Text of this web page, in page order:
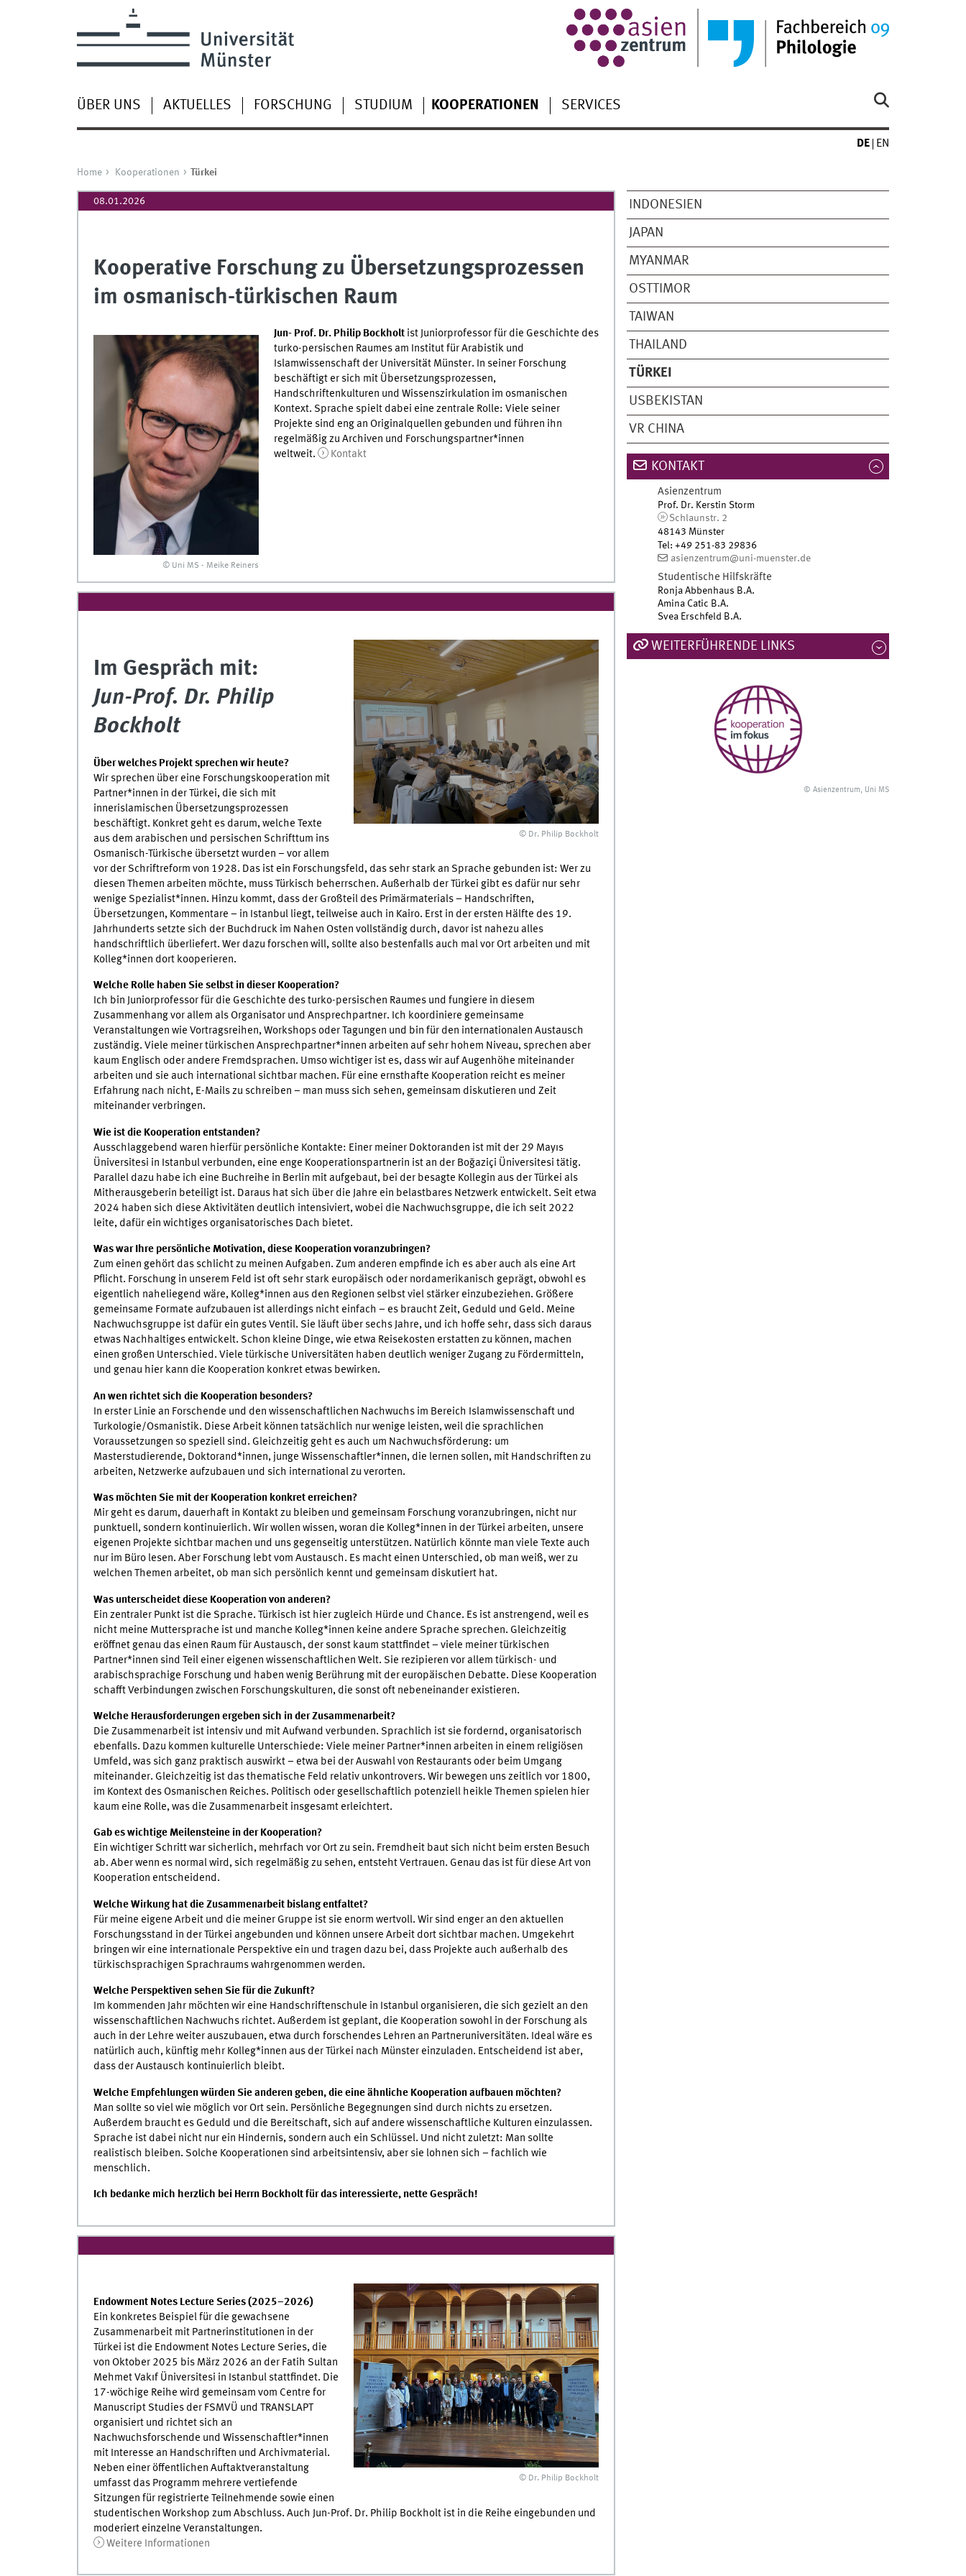
ÜBER UNS AKTUELLES FORSCHUNG STUDIUM KOOPERATIONEN SERVICES
DE EN
Home Kooperationen Türkei
INDONESIEN
JAPAN
MYANMAR
OSTTIMOR
TAIWAN
THAILAND
TÜRKEI
USBEKISTAN
VR CHINA
08.01.2026
Kooperative Forschung zu Übersetzungsprozessen
im osmanisch-türkischen Raum
© Uni MS - Meike Reiners
Jun- Prof. Dr. Philip Bockholt ist Juniorprofessor für die Geschichte des
turko-persischen Raumes am Institut für Arabistik und
Islamwissenschaft der Universität Münster. In seiner Forschung
beschäftigt er sich mit Übersetzungsprozessen,
Handschriftenkulturen und Wissenszirkulation im osmanischen
Kontext. Sprache spielt dabei eine zentrale Rolle: Viele seiner
Projekte sind eng an Originalquellen gebunden und führen ihn
regelmäßig zu Archiven und Forschungspartner*innen
weltweit.
Kontakt
© Dr. Philip Bockholt
Im Gespräch mit:
Jun-Prof. Dr. Philip
Bockholt
Über welches Projekt sprechen wir heute?
Wir sprechen über eine Forschungskooperation mit
Partner*innen in der Türkei, die sich mit
innerislamischen Übersetzungsprozessen
beschäftigt. Konkret geht es darum, welche Texte
aus dem arabischen und persischen Schrifttum ins
Osmanisch-Türkische übersetzt wurden – vor allem
vor der Schriftreform von 1928. Das ist ein Forschungsfeld, das sehr stark an Sprache gebunden ist: Wer zu
diesen Themen arbeiten möchte, muss Türkisch beherrschen. Außerhalb der Türkei gibt es dafür nur sehr
wenige Spezialist*innen. Hinzu kommt, dass der Großteil des Primärmaterials – Handschriften,
Übersetzungen, Kommentare – in Istanbul liegt, teilweise auch in Kairo. Erst in der ersten Hälfte des 19.
Jahrhunderts setzte sich der Buchdruck im Nahen Osten vollständig durch, davor ist nahezu alles
handschriftlich überliefert. Wer dazu forschen will, sollte also bestenfalls auch mal vor Ort arbeiten und mit
Kolleg*innen dort kooperieren.
Welche Rolle haben Sie selbst in dieser Kooperation?
Ich bin Juniorprofessor für die Geschichte des turko-persischen Raumes und fungiere in diesem
Zusammenhang vor allem als Organisator und Ansprechpartner. Ich koordiniere gemeinsame
Veranstaltungen wie Vortragsreihen, Workshops oder Tagungen und bin für den internationalen Austausch
zuständig. Viele meiner türkischen Ansprechpartner*innen arbeiten auf sehr hohem Niveau, sprechen aber
kaum Englisch oder andere Fremdsprachen. Umso wichtiger ist es, dass wir auf Augenhöhe miteinander
arbeiten und sie auch international sichtbar machen. Für eine ernsthafte Kooperation reicht es meiner
Erfahrung nach nicht, E-Mails zu schreiben – man muss sich sehen, gemeinsam diskutieren und Zeit
miteinander verbringen.
Wie ist die Kooperation entstanden?
Ausschlaggebend waren hierfür persönliche Kontakte: Einer meiner Doktoranden ist mit der 29 Mayıs
Üniversitesi in Istanbul verbunden, eine enge Kooperationspartnerin ist an der Boğaziçi Üniversitesi tätig.
Parallel dazu habe ich eine Buchreihe in Berlin mit aufgebaut, bei der besagte Kollegin aus der Türkei als
Mitherausgeberin beteiligt ist. Daraus hat sich über die Jahre ein belastbares Netzwerk entwickelt. Seit etwa
2024 haben sich diese Aktivitäten deutlich intensiviert, wobei die Nachwuchsgruppe, die ich seit 2022
leite, dafür ein wichtiges organisatorisches Dach bietet.
Was war Ihre persönliche Motivation, diese Kooperation voranzubringen?
Zum einen gehört das schlicht zu meinen Aufgaben. Zum anderen empfinde ich es aber auch als eine Art
Pflicht. Forschung in unserem Feld ist oft sehr stark europäisch oder nordamerikanisch geprägt, obwohl es
eigentlich naheliegend wäre, Kolleg*innen aus den Regionen selbst viel stärker einzubeziehen. Größere
gemeinsame Formate aufzubauen ist allerdings nicht einfach – es braucht Zeit, Geduld und Geld. Meine
Nachwuchsgruppe ist dafür ein gutes Ventil. Sie läuft über sechs Jahre, und ich hoffe sehr, dass sich daraus
etwas Nachhaltiges entwickelt. Schon kleine Dinge, wie etwa Reisekosten erstatten zu können, machen
einen großen Unterschied. Viele türkische Universitäten haben deutlich weniger Zugang zu Fördermitteln,
und genau hier kann die Kooperation konkret etwas bewirken.
An wen richtet sich die Kooperation besonders?
In erster Linie an Forschende und den wissenschaftlichen Nachwuchs im Bereich Islamwissenschaft und
Turkologie/Osmanistik. Diese Arbeit können tatsächlich nur wenige leisten, weil die sprachlichen
Voraussetzungen so speziell sind. Gleichzeitig geht es auch um Nachwuchsförderung: um
Masterstudierende, Doktorand*innen, junge Wissenschaftler*innen, die lernen sollen, mit Handschriften zu
arbeiten, Netzwerke aufzubauen und sich international zu verorten.
Was möchten Sie mit der Kooperation konkret erreichen?
Mir geht es darum, dauerhaft in Kontakt zu bleiben und gemeinsam Forschung voranzubringen, nicht nur
punktuell, sondern kontinuierlich. Wir wollen wissen, woran die Kolleg*innen in der Türkei arbeiten, unsere
eigenen Projekte sichtbar machen und uns gegenseitig unterstützen. Natürlich könnte man viele Texte auch
nur im Büro lesen. Aber Forschung lebt vom Austausch. Es macht einen Unterschied, ob man weiß, wer zu
welchen Themen arbeitet, ob man sich persönlich kennt und gemeinsam diskutiert hat.
Was unterscheidet diese Kooperation von anderen?
Ein zentraler Punkt ist die Sprache. Türkisch ist hier zugleich Hürde und Chance. Es ist anstrengend, weil es
nicht meine Muttersprache ist und manche Kolleg*innen keine andere Sprache sprechen. Gleichzeitig
eröffnet genau das einen Raum für Austausch, der sonst kaum stattfindet – viele meiner türkischen
Partner*innen sind Teil einer eigenen wissenschaftlichen Welt. Sie rezipieren vor allem türkisch- und
arabischsprachige Forschung und haben wenig Berührung mit der europäischen Debatte. Diese Kooperation
schafft Verbindungen zwischen Forschungskulturen, die sonst oft nebeneinander existieren.
Welche Herausforderungen ergeben sich in der Zusammenarbeit?
Die Zusammenarbeit ist intensiv und mit Aufwand verbunden. Sprachlich ist sie fordernd, organisatorisch
ebenfalls. Dazu kommen kulturelle Unterschiede: Viele meiner Partner*innen arbeiten in einem religiösen
Umfeld, was sich ganz praktisch auswirkt – etwa bei der Auswahl von Restaurants oder beim Umgang
miteinander. Gleichzeitig ist das thematische Feld relativ unkontrovers. Wir bewegen uns zeitlich vor 1800,
im Kontext des Osmanischen Reiches. Politisch oder gesellschaftlich potenziell heikle Themen spielen hier
kaum eine Rolle, was die Zusammenarbeit insgesamt erleichtert.
Gab es wichtige Meilensteine in der Kooperation?
Ein wichtiger Schritt war sicherlich, mehrfach vor Ort zu sein. Fremdheit baut sich nicht beim ersten Besuch
ab. Aber wenn es normal wird, sich regelmäßig zu sehen, entsteht Vertrauen. Genau das ist für diese Art von
Kooperation entscheidend.
Welche Wirkung hat die Zusammenarbeit bislang entfaltet?
Für meine eigene Arbeit und die meiner Gruppe ist sie enorm wertvoll. Wir sind enger an den aktuellen
Forschungsstand in der Türkei angebunden und können unsere Arbeit dort sichtbar machen. Umgekehrt
bringen wir eine internationale Perspektive ein und tragen dazu bei, dass Projekte auch außerhalb des
türkischsprachigen Sprachraums wahrgenommen werden.
Welche Perspektiven sehen Sie für die Zukunft?
Im kommenden Jahr möchten wir eine Handschriftenschule in Istanbul organisieren, die sich gezielt an den
wissenschaftlichen Nachwuchs richtet. Außerdem ist geplant, die Kooperation sowohl in der Forschung als
auch in der Lehre weiter auszubauen, etwa durch forschendes Lehren an Partneruniversitäten. Ideal wäre es
natürlich auch, künftig mehr Kolleg*innen aus der Türkei nach Münster einzuladen. Entscheidend ist aber,
dass der Austausch kontinuierlich bleibt.
Welche Empfehlungen würden Sie anderen geben, die eine ähnliche Kooperation aufbauen möchten?
Man sollte so viel wie möglich vor Ort sein. Persönliche Begegnungen sind durch nichts zu ersetzen.
Außerdem braucht es Geduld und die Bereitschaft, sich auf andere wissenschaftliche Kulturen einzulassen.
Sprache ist dabei nicht nur ein Hindernis, sondern auch ein Schlüssel. Und nicht zuletzt: Man sollte
realistisch bleiben. Solche Kooperationen sind arbeitsintensiv, aber sie lohnen sich – fachlich wie
menschlich.
Ich bedanke mich herzlich bei Herrn Bockholt für das interessierte, nette Gespräch!
© Dr. Philip Bockholt
Endowment Notes Lecture Series (2025–2026)
Ein konkretes Beispiel für die gewachsene
Zusammenarbeit mit Partnerinstitutionen in der
Türkei ist die Endowment Notes Lecture Series, die
von Oktober 2025 bis März 2026 an der Fatih Sultan
Mehmet Vakıf Üniversitesi in Istanbul stattfindet. Die
17-wöchige Reihe wird gemeinsam vom Centre for
Manuscript Studies der FSMVÜ und TRANSLAPT
organisiert und richtet sich an
Nachwuchsforschende und Wissenschaftler*innen
mit Interesse an Handschriften und Archivmaterial.
Neben einer öffentlichen Auftaktveranstaltung
umfasst das Programm mehrere vertiefende
Sitzungen für registrierte Teilnehmende sowie einen
studentischen Workshop zum Abschluss. Auch Jun-Prof. Dr. Philip Bockholt ist in die Reihe eingebunden und
moderiert einzelne Veranstaltungen.
Weitere Informationen
KONTAKT
Asienzentrum
Prof. Dr. Kerstin Storm
Schlaunstr. 2
48143 Münster
Tel:+49 251-83 29836
asienzentrum@uni-muenster.de
Studentische Hilfskräfte
Ronja Abbenhaus B.A.
Amina Catic B.A.
Svea Erschfeld B.A.
WEITERFÜHRENDE LINKS
© Asienzentrum, Uni MS